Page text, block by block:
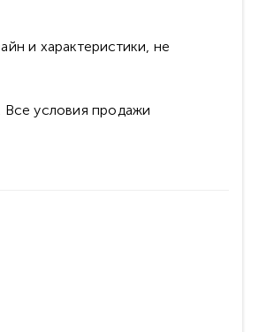
и характеристики, не
Все условия продажи